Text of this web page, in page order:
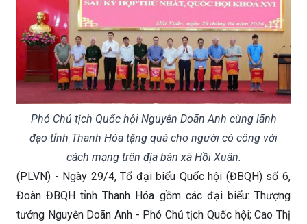
Phó Chủ tịch Quốc hội Nguyễn Doãn Anh cùng lãnh
đạo tỉnh Thanh Hóa tặng quà cho người có công với
cách mạng trên địa bàn xã Hồi Xuân.
(PLVN) - Ngày 29/4, Tổ đại biểu Quốc hội (ĐBQH) số 6,
Đoàn ĐBQH tỉnh Thanh Hóa gồm các đại biểu: Thượng
tướng Nguyễn Doãn Anh - Phó Chủ tịch Quốc hội; Cao Thị